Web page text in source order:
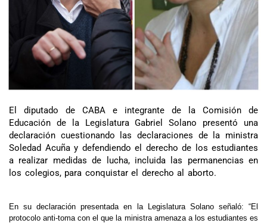
El diputado de CABA e integrante de la Comisión de
Educación de la Legislatura Gabriel Solano presentó una
declaración cuestionando las declaraciones de la ministra
Soledad Acuña y defendiendo el derecho de los estudiantes
a realizar medidas de lucha, incluida las permanencias en
los colegios, para conquistar el derecho al aborto.
En su declaración presentada en la Legislatura Solano señaló: “El
protocolo anti-toma con el que la ministra amenaza a los estudiantes es